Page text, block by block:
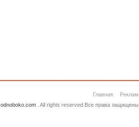
Главная
odnoboko.com. All rights reserved.Все права защищены.